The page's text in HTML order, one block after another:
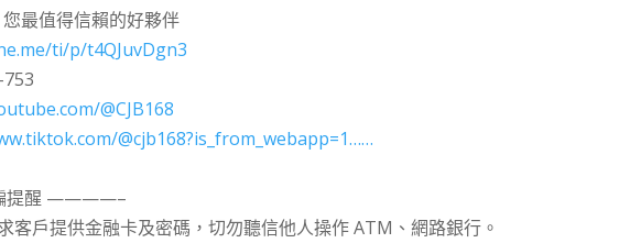
您最值得信賴的好夥伴
ti/p/t4QJuvDgn3
@CJB168
@cjb168?is_from_webapp=1……
提醒 ————–
客戶提供金融卡及密碼，切勿聽信他人操作 ATM、網路銀行。